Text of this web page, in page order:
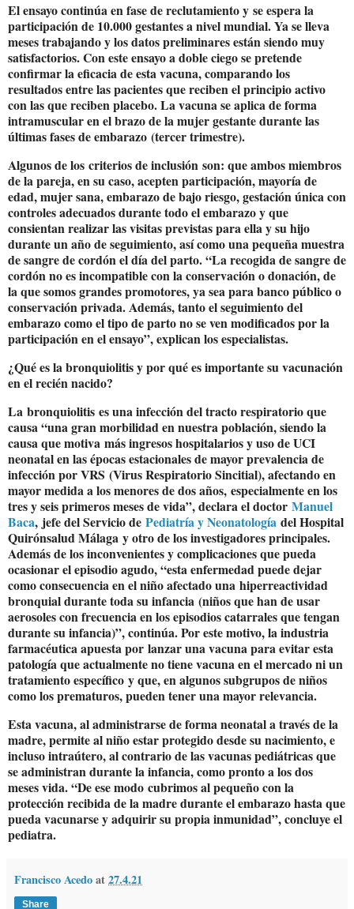
El ensayo continúa en fase de reclutamiento y se espera la
participación de 10.000 gestantes a nivel mundial. Ya se lleva
meses trabajando y los datos preliminares están siendo muy
satisfactorios. Con este ensayo a doble ciego se pretende
confirmar la eficacia de esta vacuna, comparando los
resultados entre las pacientes que reciben el principio activo
con las que reciben placebo. La vacuna se aplica de forma
intramuscular en el brazo de la mujer gestante durante las
últimas fases de embarazo (tercer trimestre).
Algunos de los criterios de inclusión son: que ambos miembros
de la pareja, en su caso, acepten participación, mayoría de
edad, mujer sana, embarazo de bajo riesgo, gestación única con
controles adecuados durante todo el embarazo y que
consientan realizar las visitas previstas para ella y su hijo
durante un año de seguimiento, así como una pequeña muestra
de sangre de cordón el día del parto. “La recogida de sangre de
cordón no es incompatible con la conservación o donación, de
la que somos grandes promotores, ya sea para banco público o
conservación privada. Además, tanto el seguimiento del
embarazo como el tipo de parto no se ven modificados por la
participación en el ensayo”, explican los especialistas.
¿Qué es la bronquiolitis y por qué es importante su vacunación
en el recién nacido?
La bronquiolitis es una infección del tracto respiratorio que
causa “una gran morbilidad en nuestra población, siendo la
causa que motiva más ingresos hospitalarios y uso de UCI
neonatal en las épocas estacionales de mayor prevalencia de
infección por VRS (Virus Respiratorio Sincitial), afectando en
mayor medida a los menores de dos años, especialmente en los
tres y seis primeros meses de vida”, declara el doctor Manuel
Baca, jefe del Servicio de Pediatría y Neonatología del Hospital
Quirónsalud Málaga y otro de los investigadores principales.
Además de los inconvenientes y complicaciones que pueda
ocasionar el episodio agudo, “esta enfermedad puede dejar
como consecuencia en el niño afectado una hiperreactividad
bronquial durante toda su infancia (niños que han de usar
aerosoles con frecuencia en los episodios catarrales que tengan
durante su infancia)”, continúa. Por este motivo, la industria
farmacéutica apuesta por lanzar una vacuna para evitar esta
patología que actualmente no tiene vacuna en el mercado ni un
tratamiento específico y que, en algunos subgrupos de niños
como los prematuros, pueden tener una mayor relevancia.
Esta vacuna, al administrarse de forma neonatal a través de la
madre, permite al niño estar protegido desde su nacimiento, e
incluso intraútero, al contrario de las vacunas pediátricas que
se administran durante la infancia, como pronto a los dos
meses vida. “De ese modo cubrimos al pequeño con la
protección recibida de la madre durante el embarazo hasta que
pueda vacunarse y adquirir su propia inmunidad”, concluye el
pediatra.
Francisco Acedoat27.4.21
Share